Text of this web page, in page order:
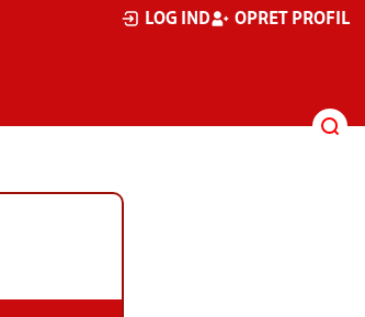
LOG IND OPRET PROFIL